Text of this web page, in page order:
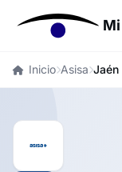
Inicio Asisa Jaén